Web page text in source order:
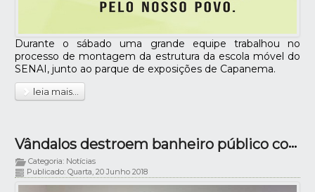
Durante o sábado uma grande equipe trabalhou no
processo de montagem da estrutura da escola móvel do
SENAI, junto ao parque de exposições de Capanema.
leia mais...
Vândalos destroem banheiro público com acessibilidade!
Categoria: Notícias
Publicado: Quarta, 20 Junho 2018